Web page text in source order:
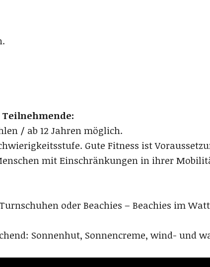
/ ab 12 Jahren möglich.
Gute Fitness ist
mit Einschränkungen in ihrer
oder Beachies – Beachies im
Sonnenhut, Sonnencreme, wind- und